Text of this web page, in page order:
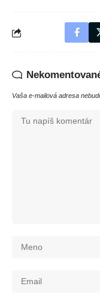
Vaša e-mailová adresa